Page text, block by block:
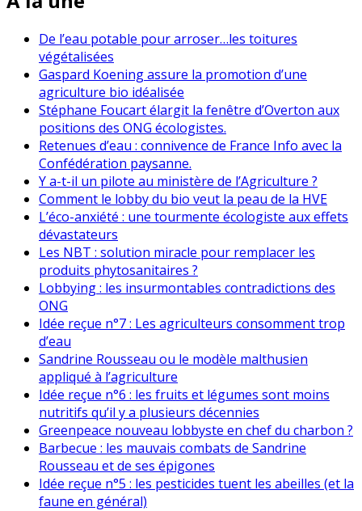
De l’eau potable pour arroser…les toitures
végétalisées
Gaspard Koening assure la promotion d’une
agriculture bio idéalisée
Stéphane Foucart élargit la fenêtre d’Overton aux
positions des ONG écologistes.
Retenues d’eau : connivence de France Info avec la
Confédération paysanne.
Y a-t-il un pilote au ministère de l’Agriculture ?
Comment le lobby du bio veut la peau de la HVE
L’éco-anxiété : une tourmente écologiste aux effets
dévastateurs
Les NBT : solution miracle pour remplacer les
produits phytosanitaires ?
Lobbying : les insurmontables contradictions des
ONG
Idée reçue n°7 : Les agriculteurs consomment trop
d’eau
Sandrine Rousseau ou le modèle malthusien
appliqué à l’agriculture
Idée reçue n°6 : les fruits et légumes sont moins
nutritifs qu’il y a plusieurs décennies
Greenpeace nouveau lobbyste en chef du charbon ?
Barbecue : les mauvais combats de Sandrine
Rousseau et de ses épigones
Idée reçue n°5 : les pesticides tuent les abeilles (et la
faune en général)